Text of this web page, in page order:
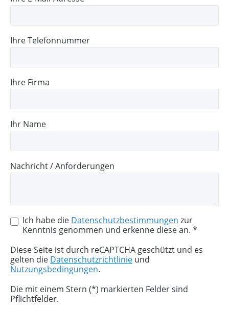
Ihre Telefonnummer
Ihre Firma
Ihr Name
Nachricht / Anforderungen
Ich habe die Datenschutzbestimmungen zur
Kenntnis genommen und erkenne diese an. *
Diese Seite ist durch reCAPTCHA geschützt und es
gelten die Datenschutzrichtlinie und
Nutzungsbedingungen.
Die mit einem Stern (*) markierten Felder sind
Pflichtfelder.